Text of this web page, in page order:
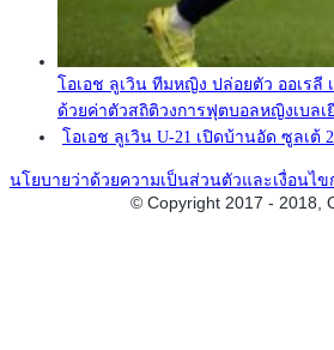
โอเอช ลูเวิน ทีมหญิง ปล่อยตัว ออเรลี
ด้วยค่าตัวสถิติวงการฟุตบอลหญิงเบลเ
โอเอช ลูเวิน U-21 เปิดบ้านอัด ซูลเต้
นโยบายว่าด้วยความเป็นส่วนตัวและเงื่อนไข
© Copyright 2017 - 2018,